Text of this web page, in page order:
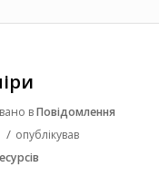
вПовідомлення
/ опублікував